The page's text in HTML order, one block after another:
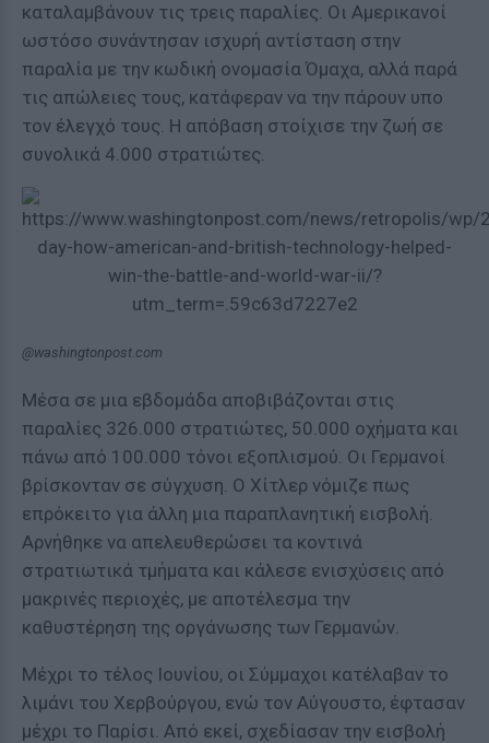
καταλαμβάνουν τις τρεις παραλίες. Οι Αμερικανοί
ωστόσο συνάντησαν ισχυρή αντίσταση στην
παραλία με την κωδική ονομασία Όμαχα, αλλά παρά
τις απώλειες τους, κατάφεραν να την πάρουν υπο
τον έλεγχό τους. Η απόβαση στοίχισε την ζωή σε
συνολικά 4.000 στρατιώτες.
@washingtonpost.com
Μέσα σε μια εβδομάδα αποβιβάζονται στις
παραλίες 326.000 στρατιώτες, 50.000 οχήματα και
πάνω από 100.000 τόνοι εξοπλισμού. Οι Γερμανοί
βρίσκονταν σε σύγχυση. Ο Χίτλερ νόμιζε πως
επρόκειτο για άλλη μια παραπλανητική εισβολή.
Αρνήθηκε να απελευθερώσει τα κοντινά
στρατιωτικά τμήματα και κάλεσε ενισχύσεις από
μακρινές περιοχές, με αποτέλεσμα την
καθυστέρηση της οργάνωσης των Γερμανών.
Μέχρι το τέλος Ιουνίου, οι Σύμμαχοι κατέλαβαν το
λιμάνι του Χερβούργου, ενώ τον Αύγουστο, έφτασαν
μέχρι το Παρίσι. Από εκεί, σχεδίασαν την εισβολή